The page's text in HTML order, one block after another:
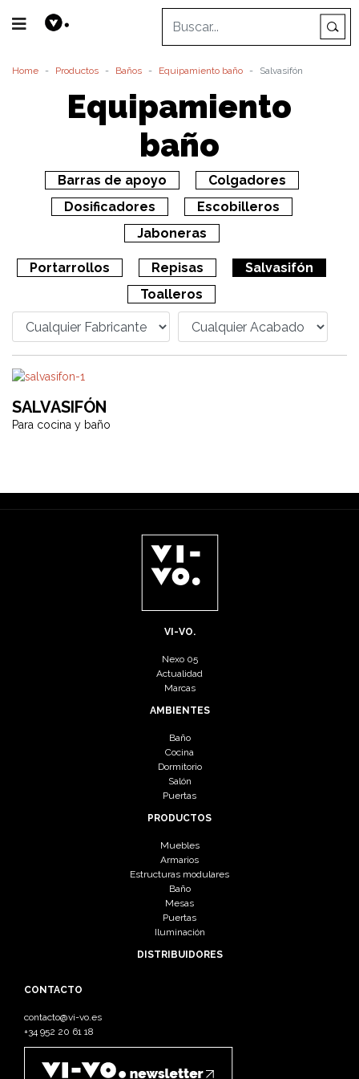
Home Productos Baños Equipamiento baño Salvasifón
Equipamiento
baño
Barras de apoyo
Colgadores
Dosificadores
Escobilleros
Jaboneras
Portarrollos Repisas
Salvasifón
Toalleros
SALVASIFÓN
Para cocina y baño
VI-VO.
Nexo 05
Actualidad
Marcas
AMBIENTES
Baño
Cocina
Dormitorio
Salón
Puertas
PRODUCTOS
Muebles
Armarios
Estructuras modulares
Baño
Mesas
Puertas
Iluminación
DISTRIBUIDORES
CONTACTO
contacto@vi-vo.es
+34 952 20 61 18